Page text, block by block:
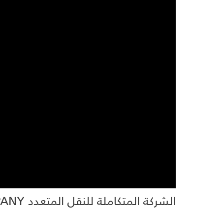
الشركة المتكاملة للنقل المتعدد COMPREHENSIVE MULTIPLE TRANSPORTATION COMPANY